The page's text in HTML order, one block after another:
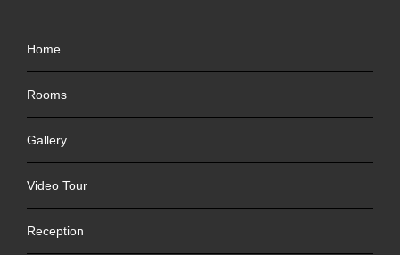
Home
Rooms
Gallery
Video Tour
Reception